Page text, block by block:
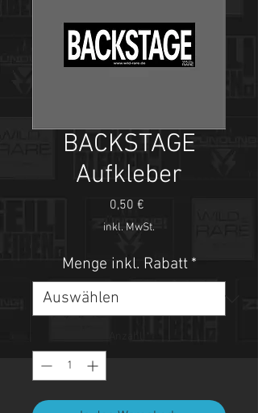
BACKSTAGE
Aufkleber
0,50 €
inkl. MwSt.
Menge inkl. Rabatt *